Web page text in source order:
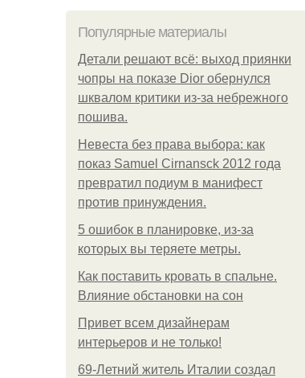
Популярные материалы
Детали решают всё: выход приянки
чопры на показе Dior обернулся
шквалом критики из-за небрежного
пошива.
Невеста без права выбора: как
показ Samuel Cirnansck 2012 года
превратил подиум в манифест
против принуждения.
5 ошибок в планировке, из-за
которых вы теряете метры.
Как поставить кровать в спальне.
Влияние обстановки на сон
Привет всем дизайнерам
интерьеров и не только!
69-Летний житель Италии создал